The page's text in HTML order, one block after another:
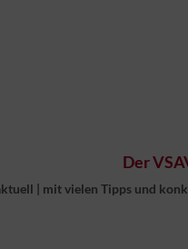
Der
| mit vielen Tipps und